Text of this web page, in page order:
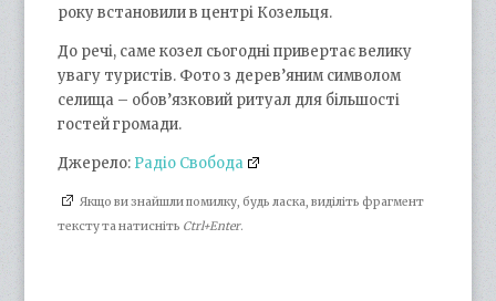
року встановили в центрі Козельця.
До речі, саме козел сьогодні привертає велику
увагу туристів. Фото з дерев’яним символом
селища – обов’язковий ритуал для більшості
гостей громади.
Джерело: Радіо Свобода
Якщо ви знайшли помилку, будь ласка, виділіть фрагмент
тексту та натисніть Ctrl+Enter.